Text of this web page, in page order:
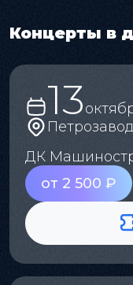
Концерты в
13
ДК
от 2 500 ₽